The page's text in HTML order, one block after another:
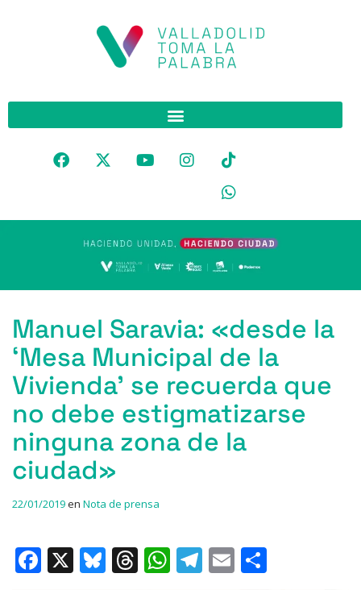
Manuel Saravia: «desde la
‘Mesa Municipal de la
Vivienda’ se recuerda que
no debe estigmatizarse
ninguna zona de la
ciudad»
22/01/2019en Nota de prensa
F
X
Bl T
W T
E